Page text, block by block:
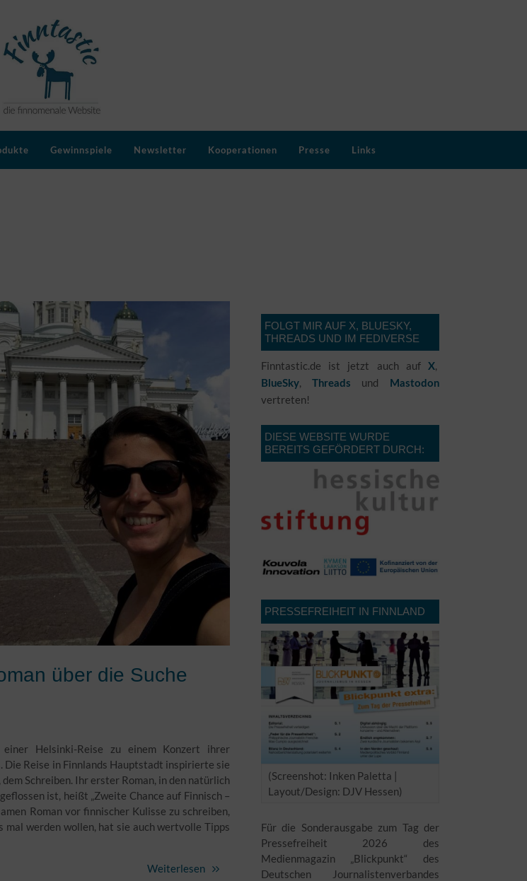
Gewinnspiele Newsletter Kooperationen Presse Links
über die Suche
Helsinki-Reise zu einem Konzert ihrer
Die Reise in Finnlands Hauptstadt inspirierte sie
Schreiben. Ihr erster Roman, in den natürlich
ist, heißt „Zweite Chance auf Finnisch –
Roman vor finnischer Kulisse zu schreiben,
werden wollen, hat sie auch wertvolle Tipps
Weiterlesen
FOLGT MIR AUF X, BLUESKY,
THREADS UND IM FEDIVERSE
Finntastic.de ist jetzt auch auf X,
BlueSky, Threads und Mastodon
vertreten!
DIESE WEBSITE WURDE
BEREITS GEFÖRDERT DURCH:
PRESSEFREIHEIT IN FINNLAND
(Screenshot: Inken Paletta |
Layout/Design: DJV Hessen)
Für die Sonderausgabe zum Tag der
Pressefreiheit 2026 des
Medienmagazin „Blickpunkt“ des
Deutschen Journalistenverbandes